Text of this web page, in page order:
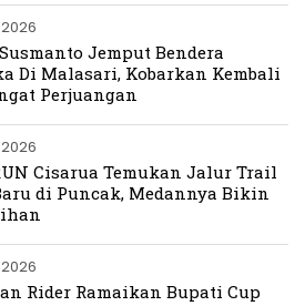
Jemput Bendera
Di Malasari, Kobarkan Kembali
Perjuangan
Cisarua Temukan Jalur Trail
di Puncak, Medannya Bikin
Rider Ramaikan Bupati Cup